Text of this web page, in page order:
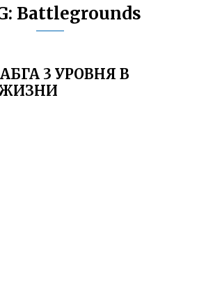
Battlegrounds
3 УРОВНЯ В